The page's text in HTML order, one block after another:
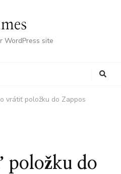
WordPress site
vrátiť položku do Zappos
do